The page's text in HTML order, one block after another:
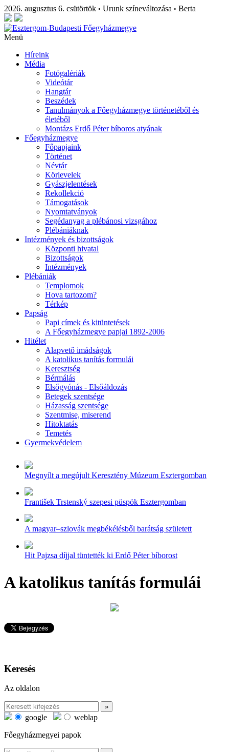
2026. augusztus 6. csütörtök • Urunk színeváltozása • Berta
Menü
Híreink
Média
Fotógalériák
Videótár
Hangtár
Beszédek
Tanulmányok a Főegyházmegye történetéből és
életéből
Montázs Erdő Péter bíboros atyának
Főegyházmegye
Főpapjaink
Történet
Névtár
Körlevelek
Gyászjelentések
Rekollekció
Támogatások
Nyomtatványok
Segédanyag a plébánosi vizsgához
Plébániáknak
Intézmények és bizottságok
Központi hivatal
Bizottságok
Intézmények
Plébániák
Templomok
Hova tartozom?
Térkép
Papság
Papi címek és kitüntetések
A Főegyházmegye papjai 1892-2006
Hitélet
Alapvető imádságok
A katolikus tanítás formulái
Keresztség
Bérmálás
Elsőgyónás - Elsőáldozás
Betegek szentsége
Házasság szentsége
Szentmise, miserend
Hitoktatás
Temetés
Gyermekvédelem
Megnyílt a megújult Keresztény Múzeum Esztergomban
František Trstenský szepesi püspök Esztergomban
A magyar–szlovák megbékélésből barátság született
Hit Pajzsa díjjal tüntették ki Erdő Péter bíborost
A katolikus tanítás formulái
Keresés
Az oldalon
google
weblap
Főegyházmegyei papok